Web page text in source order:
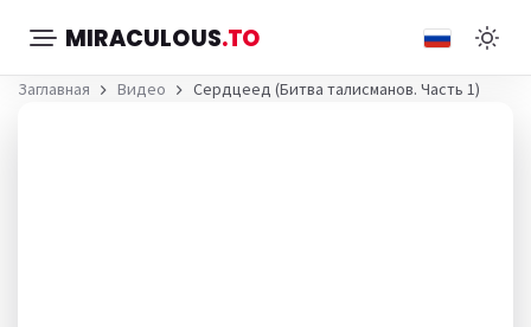
MIRACULOUS.TO
Заглавная Видео Сердцеед (Битва талисманов. Часть 1)